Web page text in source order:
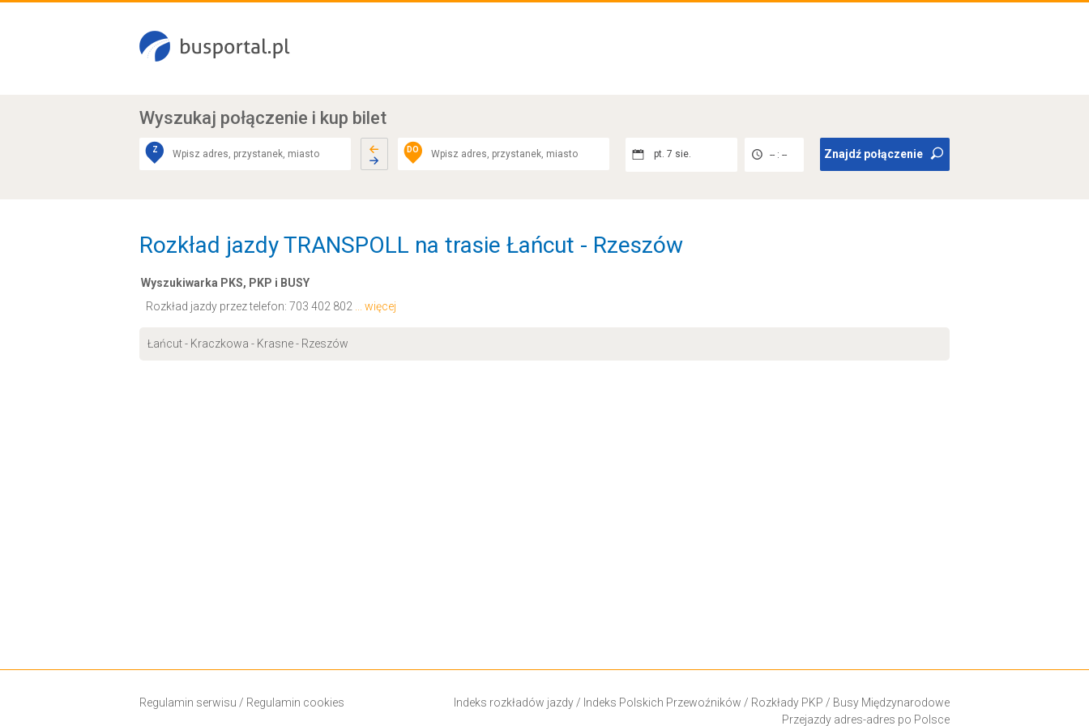
Wyszukaj połączenie i kup bilet
Z DO pt. 7 sie. -- : -- Znajdź połączenie
Rozkład jazdy TRANSPOLL na trasie Łańcut - Rzeszów
Wyszukiwarka PKS, PKP i BUSY
Rozkład jazdy przez telefon: 703 402 802 ... więcej
Łańcut - Kraczkowa - Krasne - Rzeszów
Regulamin serwisu / Regulamin cookies Indeks rozkładów jazdy/ Indeks Polskich Przewoźników / Rozkłady PKP / Busy Międzynarodowe
Przejazdy adres-adres po Polsce